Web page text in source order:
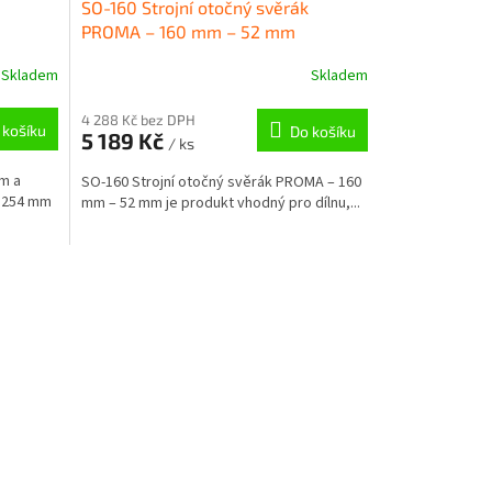
Skladem
a
mm
R
M
A
SO-160 Strojní otočný svěrák
PROMA – 160 mm – 52 mm
Skladem
4 288 Kč bez DPH
5 189 Kč / ks
Do košíku
SO-160 Strojní otočný svěrák PROMA – 160
mm – 52 mm je produkt vhodný pro dílnu,...